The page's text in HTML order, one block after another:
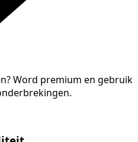
Word premium en gebruik